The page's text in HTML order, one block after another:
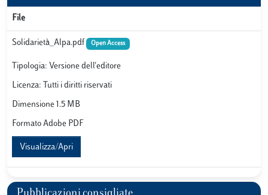
File
Solidarietà_Alpa.pdf Open Access
Tipologia: Versione dell'editore
Licenza: Tutti i diritti riservati
Dimensione 1.5 MB
Formato Adobe PDF
Visualizza/Apri